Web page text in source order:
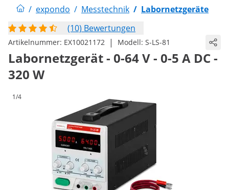
/ expondo / Messtechnik / Labornetzgeräte
(10) Bewertungen
Artikelnummer: EX10021172 | Modell: S-LS-81
Labornetzgerät - 0-64 V - 0-5 A DC -
320 W
1/4